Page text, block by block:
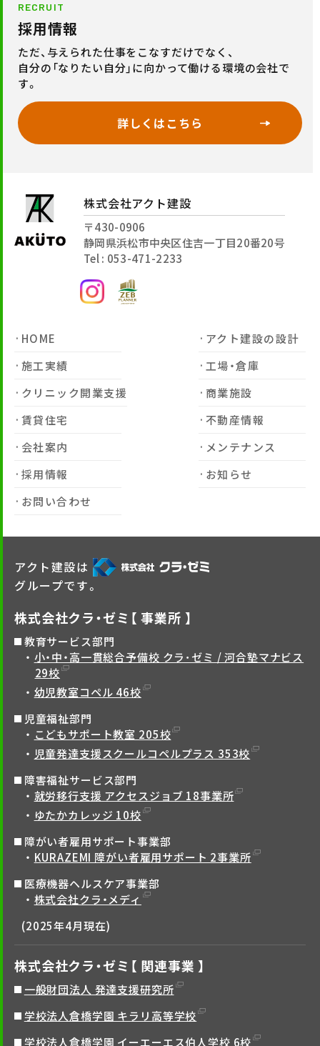
RECRUIT
採用情報
ただ、与えられた仕事をこなすだけでなく、
自分の「なりたい自分」に向かって働ける環境の会社で
す。
詳しくはこちら
株式会社アクト建設
〒430-0906
静岡県浜松市中央区住吉一丁目20番20号
Tel : 053-471-2233
HOME
アクト建設の設計
施工実績
工場・倉庫
クリニック開業支援
商業施設
賃貸住宅
不動産情報
会社案内
メンテナンス
採用情報
お知らせ
お問い合わせ
アクト建設は
グループです。
株式会社クラ・ゼミ【 事業所 】
教育サービス部門
小・中・高一貫総合予備校 クラ･ゼミ / 河合塾マナビス
29校
幼児教室コペル 46校
児童福祉部門
こどもサポート教室 205校
児童発達支援スクールコペルプラス 353校
障害福祉サービス部門
就労移行支援 アクセスジョブ 18事業所
ゆたかカレッジ 10校
障がい者雇用サポート事業部
KURAZEMI 障がい者雇用サポート 2事業所
医療機器ヘルスケア事業部
株式会社クラ・メディ
(2025年4月現在)
株式会社クラ・ゼミ【 関連事業 】
一般財団法人 発達支援研究所
学校法人倉橋学園 キラリ高等学校
学校法人倉橋学園 イーエーエス伯人学校 6校